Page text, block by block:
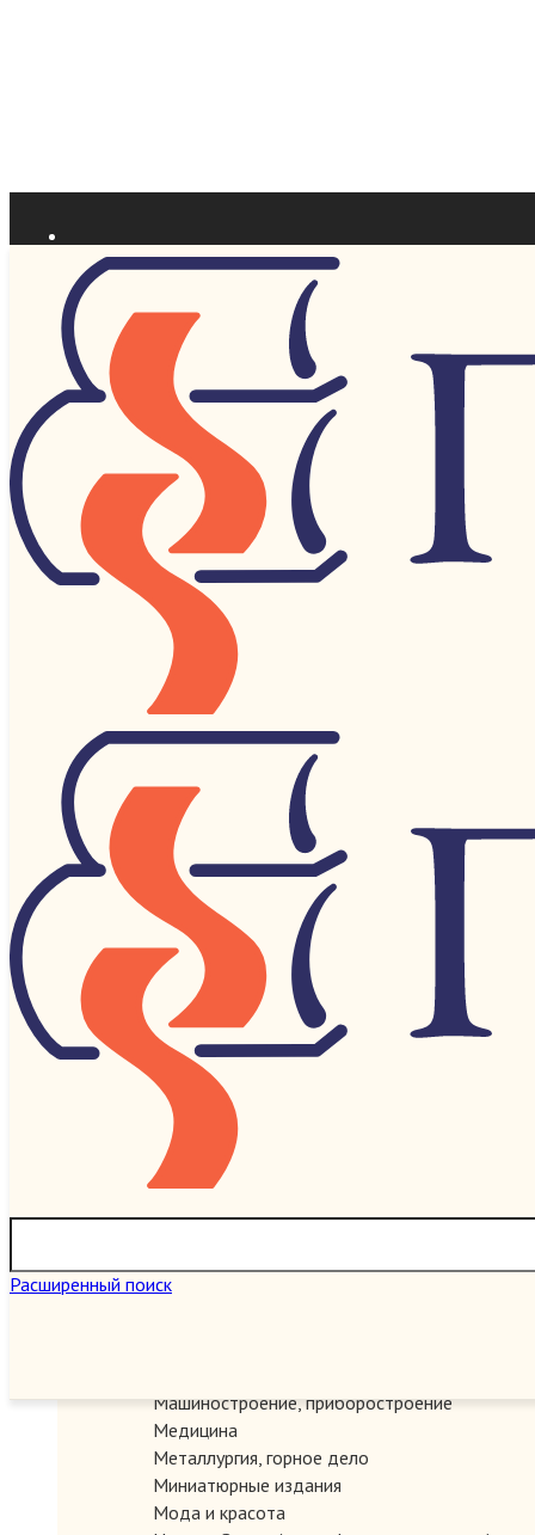
Расширенный поиск
Категории
Автографы, документы, рукописи
Антикварные
Антропология, этнография, мифология,
Археология
Архитектура
Астрономия, Космонавтика
Бизнес, Менеджмент, Маркетинг
Биографии, Мемуары
Биологические науки
Военное дело
Газеты, журналы
География
Детская литература
Домоводство и кулинария
Другие технические науки
Животные и звери
Законодательство и право
Игры настольные, карточные, логические
Искусство
История
Карты и атласы. Топогорафия, геодезия
Книги в подарок
Коллекционирование (марки, монеты,
Краеведение России
Машиностроение, приборостроение
Медицина
Металлургия, горное дело
Миниатюрные издания
Мода и красота
СССР и Россия после 1917 г.
Количество:
ЗАКАЗАТЬ